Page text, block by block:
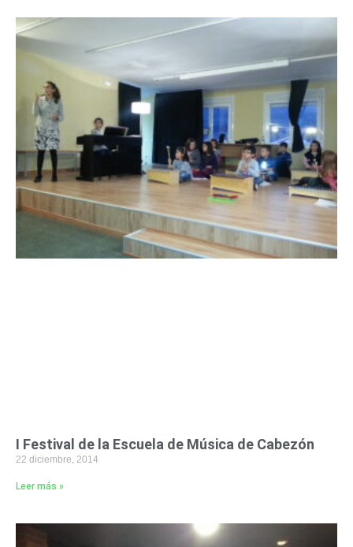
I Festival de la Escuela de Música de Cabezón
22 diciembre, 2014
Leer más »